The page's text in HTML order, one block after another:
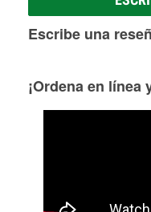
Escribe una
¡Ordena en